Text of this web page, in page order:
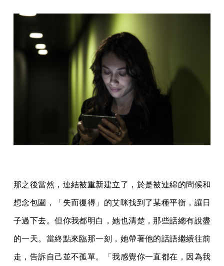
那之後當然，連結被重新建立了，於是被連綿的問候和
想念包圍，「失而復得」的艾咪找到了某種平衡，讓日
子過下去。但你我都明白，她也清楚，那些話總有說盡
的一天。當終點來臨那一刻，她帶著他的話語繼續往前
走，告訴自己並不孤單。「我感覺你一直都在，因為我